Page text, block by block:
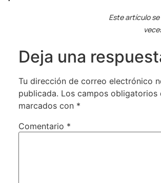
Este artículo se
Deja una
Tu dirección de correo electrónico
publicada. Los campos obligatorios
marcados con *
Comentario *